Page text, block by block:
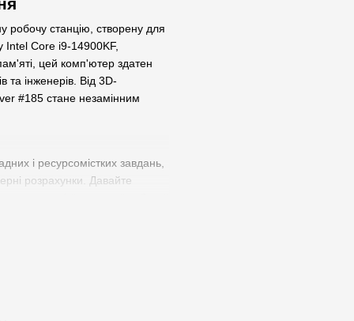
робочу станцію, створену для
Intel Core i9-14900KF,
цей комп'ютер здатен
та інженерів. Від 3D-
#185 стане незамінним
і ресурсомістких завдань,
розрахунки. Давайте